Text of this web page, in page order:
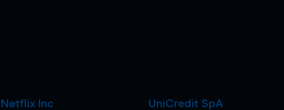
Netflix Inc
UniCredit SpA